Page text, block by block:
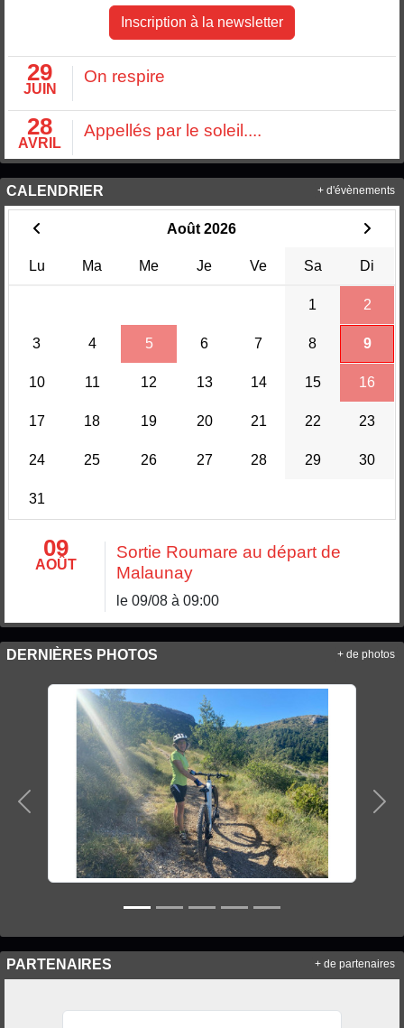
Inscription à la newsletter
29
JUIN
On respire
28
AVRIL
Appellés par le soleil....
CALENDRIER
Août 2026
Lu Ma Me Je Ve Sa Di
1 2
3 4 5 6 7 8 9
10 11 12 13 14 15 16
17 18 19 20 21 22 23
24 25 26 27 28 29 30
31
09
AOÛT
Sortie Roumare au départ de
Malaunay
le 09/08 à 09:00
+ d'évènements
DERNIÈRES PHOTOS
Précedent
+ de photos
PARTENAIRES + de partenaires